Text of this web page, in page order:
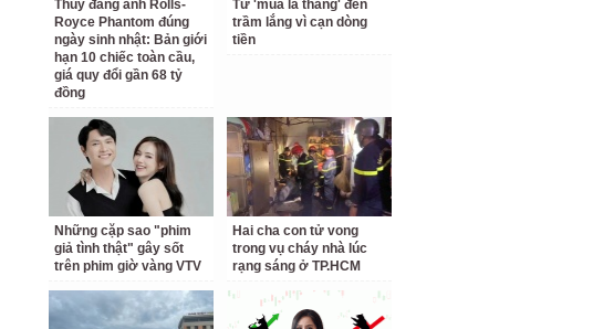
Thúy đăng ảnh Rolls-
Royce Phantom đúng
ngày sinh nhật: Bản giới
hạn 10 chiếc toàn cầu,
giá quy đổi gần 68 tỷ
đồng
Từ 'mua là thắng' đến
trầm lắng vì cạn dòng
tiền
Những cặp sao "phim
giả tình thật" gây sốt
trên phim giờ vàng VTV
Hai cha con tử vong
trong vụ cháy nhà lúc
rạng sáng ở TP.HCM